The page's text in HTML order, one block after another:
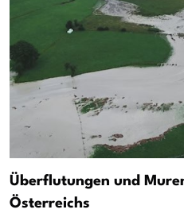
Überflutungen und
Österreichs